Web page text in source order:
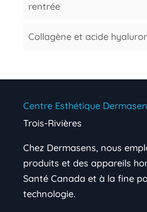
rentrée
Collagène et acide
Centre Esthétique
Trois-Rivières
Chez Dermasens, nous
produits et des appareils
Santé Canada et à la fine
technologie.